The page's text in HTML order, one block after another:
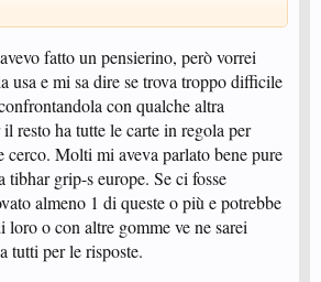
fatto un pensierino, però vorrei
usa e mi sa dire se trova troppo difficile
con qualche altra
resto ha tutte le carte in regola per
cerco. Molti mi aveva parlato bene pure
tibhar grip-s europe. Se ci fosse
almeno 1 di queste o più e potrebbe
loro o con altre gomme ve ne sarei
tutti per le risposte.